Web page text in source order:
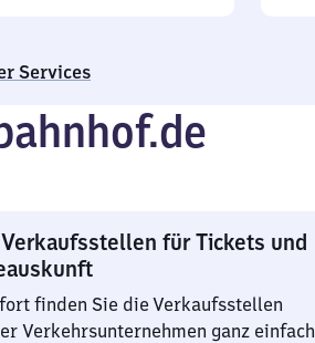
Services
für Tickets und
finden Sie die Verkaufsstellen
Verkehrsunternehmen ganz einfach